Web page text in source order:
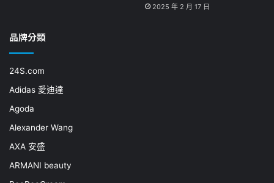
2025 年 2 月 17 日
品牌分類
24S.com
Adidas 愛迪達
Agoda
Alexander Wang
AXA 安盛
ARMANI beauty